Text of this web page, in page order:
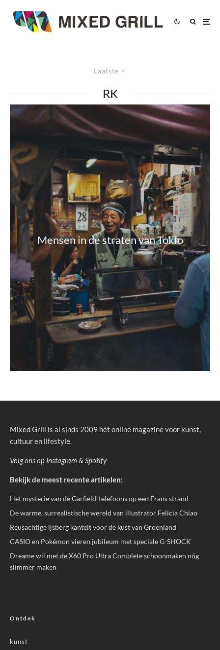
Laatste
RK
Mensen in de straten van Tokio
Mixed Grill is al sinds 2009 hét online magazine voor kunst,
cultuur en lifestyle.
Volg ons op Instagram & Spotify
Bekijk de meest recente artikelen:
Het mysterie van de Garfield-telefoons op een Frans strand
De warme, surrealistische wereld van illustrator Felicia Chiao
Reusachtige ijsberg kantelt voor de kust van Groenland
CASIO en Pokémon vieren jubileum met speciale G-SHOCK
Dreame wil met de X60 Pro Ultra Complete schoonmaken nóg
slimmer maken
Ontdek
kunst